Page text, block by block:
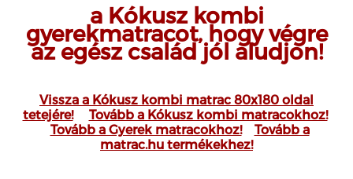
a Kókusz kombi
gyerekmatracot, hogy végre
az egész család jól aludjon!
Vissza a Kókusz kombi matrac 80x180 oldal
tetejére!
Tovább a Kókusz kombi matracokhoz!
Tovább a Gyerek matracokhoz!
Tovább a
matrac.hu termékekhez!